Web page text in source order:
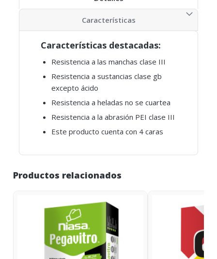
Características destacadas:
Resistencia a las manchas clase III
Resistencia a sustancias clase gb
excepto ácido
Resistencia a heladas no se cuartea
Resistencia a la abrasión PEI clase III
Este producto cuenta con 4 caras
Características
Productos relacionados